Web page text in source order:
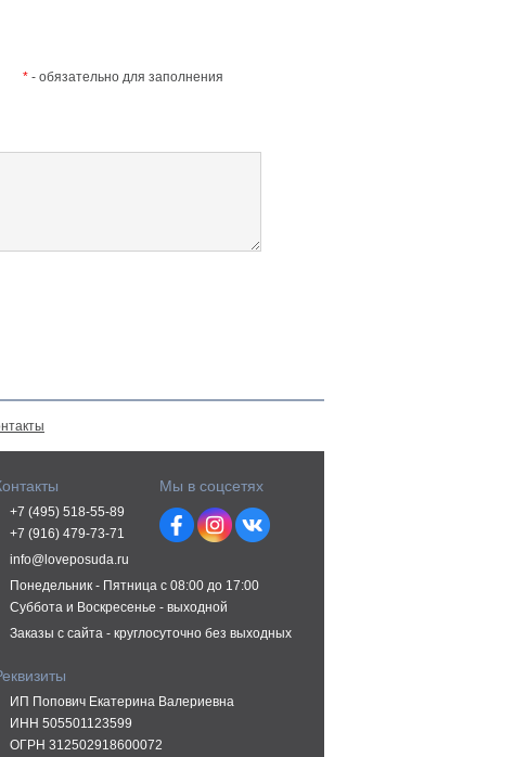
* - обязательно для заполнения
+7 (495) 518-55-89
+7 (916) 479-73-71
info@loveposuda.ru
Понедельник - Пятница с 08:00 до 17:00
Суббота и Воскресенье - выходной
Заказы с сайта - круглосуточно без выходных
ИП Попович Екатерина Валериевна
ИНН 505501123599
ОГРН 312502918600072
Мы в соцсетях